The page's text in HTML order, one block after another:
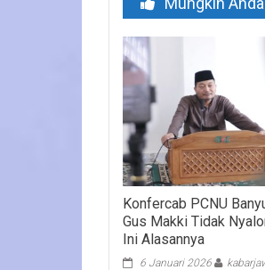
Konfercab PCNU
Gus Makki Tidak
Ini Alasannya
6 Januari 2026